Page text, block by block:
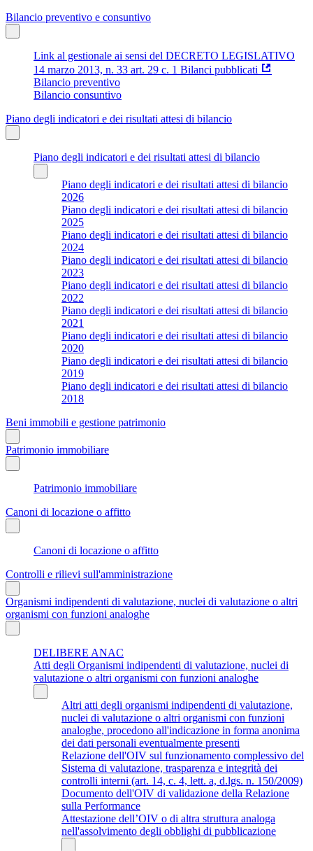
Bilancio preventivo e consuntivo
Link al gestionale ai sensi del DECRETO LEGISLATIVO
14 marzo 2013, n. 33 art. 29 c. 1 Bilanci pubblicati
Bilancio preventivo
Bilancio consuntivo
Piano degli indicatori e dei risultati attesi di bilancio
Piano degli indicatori e dei risultati attesi di bilancio
Piano degli indicatori e dei risultati attesi di bilancio
2026
Piano degli indicatori e dei risultati attesi di bilancio
2025
Piano degli indicatori e dei risultati attesi di bilancio
2024
Piano degli indicatori e dei risultati attesi di bilancio
2023
Piano degli indicatori e dei risultati attesi di bilancio
2022
Piano degli indicatori e dei risultati attesi di bilancio
2021
Piano degli indicatori e dei risultati attesi di bilancio
2020
Piano degli indicatori e dei risultati attesi di bilancio
2019
Piano degli indicatori e dei risultati attesi di bilancio
2018
Beni immobili e gestione patrimonio
Patrimonio immobiliare
Patrimonio immobiliare
Canoni di locazione o affitto
Canoni di locazione o affitto
Controlli e rilievi sull'amministrazione
Organismi indipendenti di valutazione, nuclei di valutazione o altri
organismi con funzioni analoghe
DELIBERE ANAC
Atti degli Organismi indipendenti di valutazione, nuclei di
valutazione o altri organismi con funzioni analoghe
Altri atti degli organismi indipendenti di valutazione,
nuclei di valutazione o altri organismi con funzioni
analoghe, procedono all'indicazione in forma anonima
dei dati personali eventualmente presenti
Relazione dell'OIV sul funzionamento complessivo del
Sistema di valutazione, trasparenza e integrità dei
controlli interni (art. 14, c. 4, lett. a, d.lgs. n. 150/2009)
Documento dell'OIV di validazione della Relazione
sulla Performance
Attestazione dell’OIV o di altra struttura analoga
nell'assolvimento degli obblighi di pubblicazione